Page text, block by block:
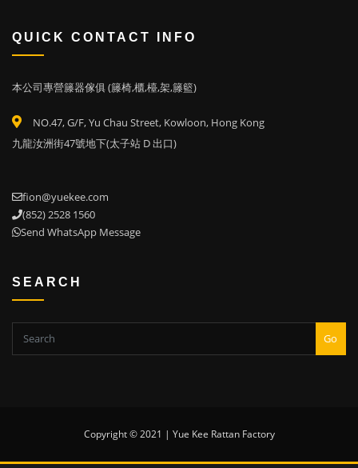
QUICK CONTACT INFO
本公司專營籐器傢俱 (籐椅,櫃,檯,架,籐籃)
NO.47, G/F, Yu Chau Street, Kowloon, Hong Kong
九龍汝洲街47號地下(太子站 D 出口)
fion@yuekee.com
(852) 2528 1560
Send WhatsApp Message
SEARCH
Go
Copyright © 2021 | Yue Kee Rattan Factory